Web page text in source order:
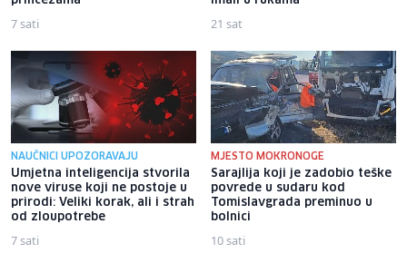
7 sati 21 sat
NAUČNICI UPOZORAVAJU
Umjetna inteligencija stvorila
nove viruse koji ne postoje u
prirodi: Veliki korak, ali i strah
od zloupotrebe
7 sati
MJESTO MOKRONOGE
Sarajlija koji je zadobio teške
povrede u sudaru kod
Tomislavgrada preminuo u
bolnici
10 sati